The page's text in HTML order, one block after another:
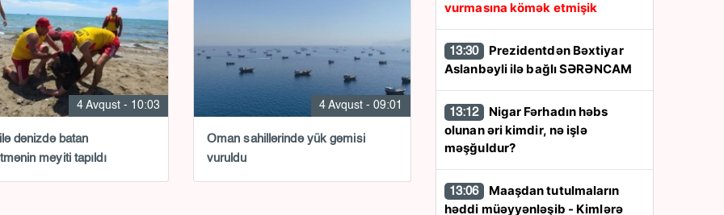
4 Avqust - 10:03
dənizdə batan
meyiti tapıldı
4 Avqust - 09:01
Oman sahillərində yük gəmisi
vuruldu
vurmasına kömək etmişik
13:30
Aslanbəyli ilə bağlı SƏRƏNCAM
13:12
olunan əri kimdir, nə işlə
məşğuldur?
13:06
həddi müəyyənləşib - Kimlərə